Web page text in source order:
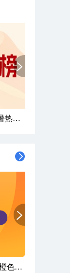
数据看今年7月哪里热到破纪录 哪里暑热连轴转
中央气象台8月8日18时继续发布台风橙色预警